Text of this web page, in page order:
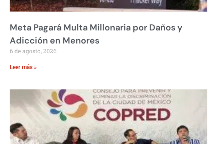
Meta Pagará Multa Millonaria por Daños y
Adicción en Menores
6 de agosto, 2026
Leer más »